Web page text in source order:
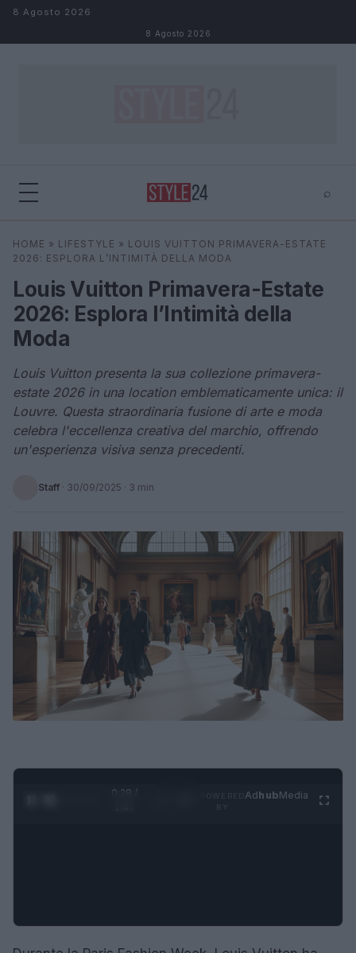
Salta al contenuto
8 Agosto 2026
8 Agosto 2026
⌕
Cerca ⌕ ×
HOME » LIFESTYLE » LOUIS VUITTON PRIMAVERA-ESTATE
2026: ESPLORA L’INTIMITÀ DELLA MODA
Louis Vuitton Primavera-Estate
2026: Esplora l’Intimità della
Moda
Louis Vuitton presenta la sua collezione primavera-
estate 2026 in una location emblematicamente unica: il
Louvre. Questa straordinaria fusione di arte e moda
celebra l'eccellenza creativa del marchio, offrendo
un'esperienza visiva senza precedenti.
Staff · 30/09/2025 · 3 min
0:29 /
AdhubMedia